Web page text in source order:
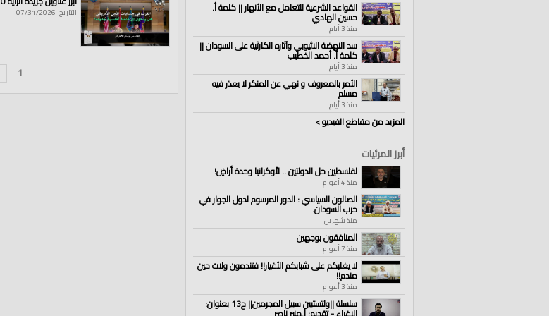
القواعد الشرعية للتعامل مع الأنهار || كلمة أ.
حسين الهادي
منذ 3 أيام
سد النهضة الاثيوبي وآثاره الكارثية على السودان ||
كلمة أ. أحمد الخطيب
منذ 3 أيام
الأمر بالمعروف و نهي عن المنكر لا يعذر فيه
مسلم
منذ 3 أيام
المزيد من مقاطع الفيديو >
أبرز المرئيات
لفلسطين حل الدولتين .. لأوكرانيا وحدة أراضٍ!
منذ 4 أعوام
الصالون السياسي : الدور المرسوم لدول الجوار في
حرب السودان.
منذ شهرين
المنافقون بوجهين
منذ 7 أعوام
لا يغلبكم على شبابكم الأغيار!! فتندمون ولات حين
مندم!!
منذ 3 أعوام
سلسلة ||ولتستبين سبيل المجرمين|| ح13 بعنوان:
التاريخ: 07/31/2026
1